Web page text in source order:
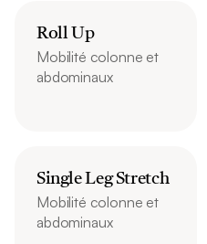
Roll Up
Mobilité colonne et
abdominaux
Single Leg Stretch
Mobilité colonne et
abdominaux